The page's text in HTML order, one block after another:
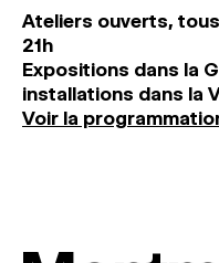
Ateliers ouverts,
21h
Expositions dans la
installations dans la
Voir la